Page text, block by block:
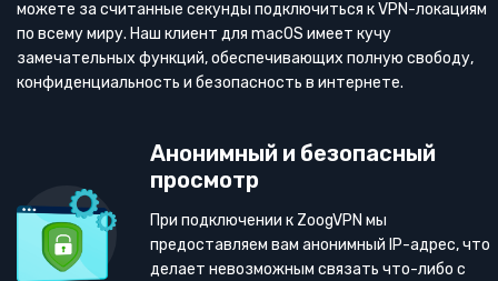
можете за считанные секунды подключиться к VPN-локациям
по всему миру. Наш клиент для macOS имеет кучу
замечательных функций, обеспечивающих полную свободу,
конфиденциальность и безопасность в интернете.
Анонимный и безопасный
просмотр
При подключении к ZoogVPN мы
предоставляем вам анонимный IP-адрес, что
делает невозможным связать что-либо с